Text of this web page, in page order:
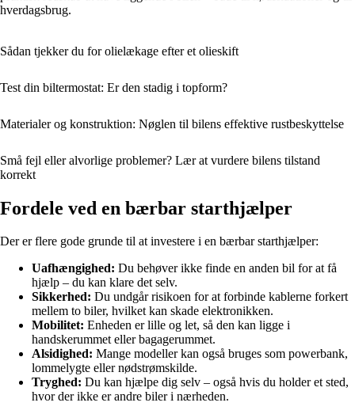
hverdagsbrug.
Sådan tjekker du for olielækage efter et olieskift
Test din biltermostat: Er den stadig i topform?
Materialer og konstruktion: Nøglen til bilens effektive rustbeskyttelse
Små fejl eller alvorlige problemer? Lær at vurdere bilens tilstand
korrekt
Fordele ved en bærbar starthjælper
Der er flere gode grunde til at investere i en bærbar starthjælper:
Uafhængighed: Du behøver ikke finde en anden bil for at få
hjælp – du kan klare det selv.
Sikkerhed: Du undgår risikoen for at forbinde kablerne forkert
mellem to biler, hvilket kan skade elektronikken.
Mobilitet: Enheden er lille og let, så den kan ligge i
handskerummet eller bagagerummet.
Alsidighed: Mange modeller kan også bruges som powerbank,
lommelygte eller nødstrømskilde.
Tryghed: Du kan hjælpe dig selv – også hvis du holder et sted,
hvor der ikke er andre biler i nærheden.